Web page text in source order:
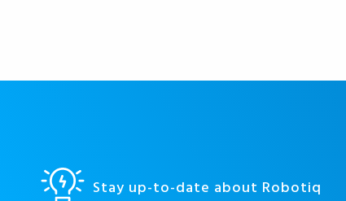
Stay up-to-date about Robotiq